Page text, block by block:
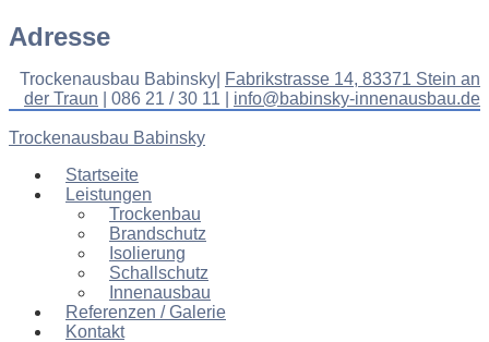
Adresse
Trockenausbau Babinsky| Fabrikstrasse 14, 83371 Stein an
der Traun | 086 21 / 30 11 | info@babinsky-innenausbau.de
Trockenausbau Babinsky
Startseite
Leistungen
Trockenbau
Brandschutz
Isolierung
Schallschutz
Innenausbau
Referenzen / Galerie
Kontakt